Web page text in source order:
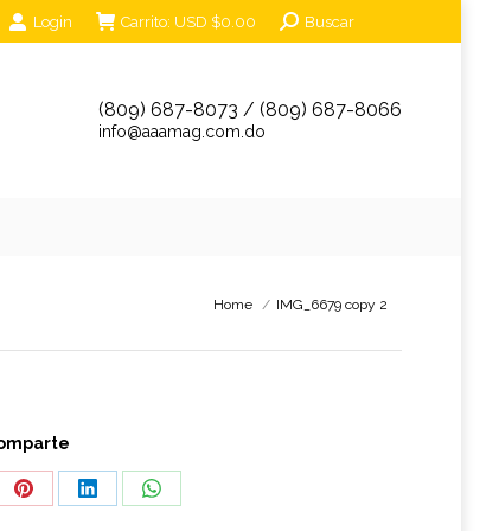
Login Carrito: USD $0.00 Search:Buscar
(809) 687-8073 / (809) 687-8066
info@aaamag.com.do
You are here:
Home IMG_6679 copy 2
Share
Share
Share
Eventos Tienda Online Contáctanos